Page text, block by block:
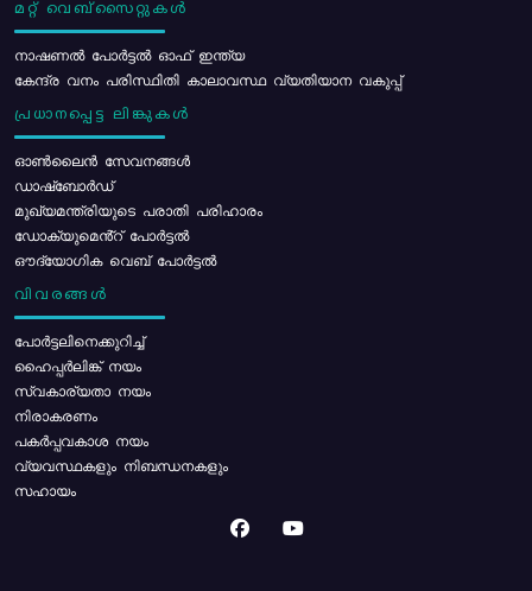
മറ്റ് വെബ്സൈറ്റുകൾ
നാഷണൽ പോർട്ടൽ ഓഫ് ഇന്ത്യ
കേന്ദ്ര വനം പരിസ്ഥിതി കാലാവസ്ഥ വ്യതിയാന വകുപ്പ്
പ്രധാനപ്പെട്ട ലിങ്കുകൾ
ഓൺലൈൻ സേവനങ്ങൾ
ഡാഷ്ബോർഡ്
മുഖ്യമന്ത്രിയുടെ പരാതി പരിഹാരം
ഡോക്യുമെൻ്റ് പോർട്ടൽ
ഔദ്യോഗിക വെബ് പോർട്ടൽ
വിവരങ്ങൾ
പോര്‍ട്ടലിനെക്കുറിച്ച്
ഹൈപ്പർലിങ്ക് നയം
സ്വകാര്യതാ നയം
നിരാകരണം
പകർപ്പവകാശ നയം
വ്യവസ്ഥകളും നിബന്ധനകളും
സഹായം